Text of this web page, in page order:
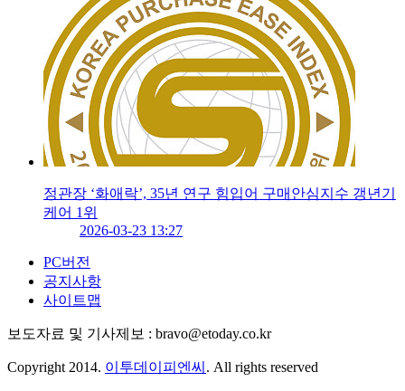
정관장 ‘화애락’, 35년 연구 힘입어 구매안심지수 갱년기
케어 1위
2026-03-23 13:27
PC버전
공지사항
사이트맵
보도자료 및 기사제보 : bravo@etoday.co.kr
Copyright 2014. 이투데이피엔씨 . All rights reserved